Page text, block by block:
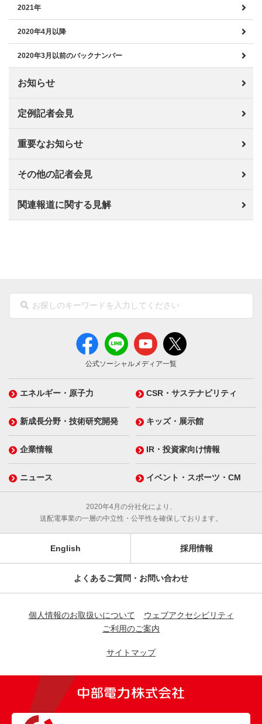
2021年
2020年4月以降
2020年3月以前のバックナンバー
お知らせ
定例記者会見
重要なお知らせ
その他の記者会見
関連報道に関する見解
公式ソーシャルメディア一覧
エネルギー・原子力 CSR・サステナビリティ
新成長分野・技術研究開発 キッズ・展示館
企業情報 IR・投資家向け情報
ニュース イベント・スポーツ・CM
2020年4月の分社化により、
送配電事業の一層の中立性・公平性を確保しております。
English 採用情報
よくあるご質問・お問い合わせ
個人情報のお取扱いについて
ウェブアクセシビリティ
ご利用のご案内
サイトマップ